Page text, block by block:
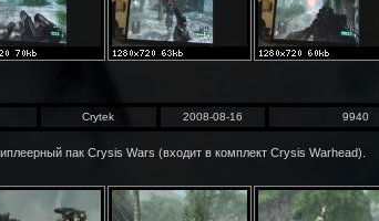
Crytek 2008-08-16 9940
пак Crysis Wars (входит в комплект Crysis Warhead).